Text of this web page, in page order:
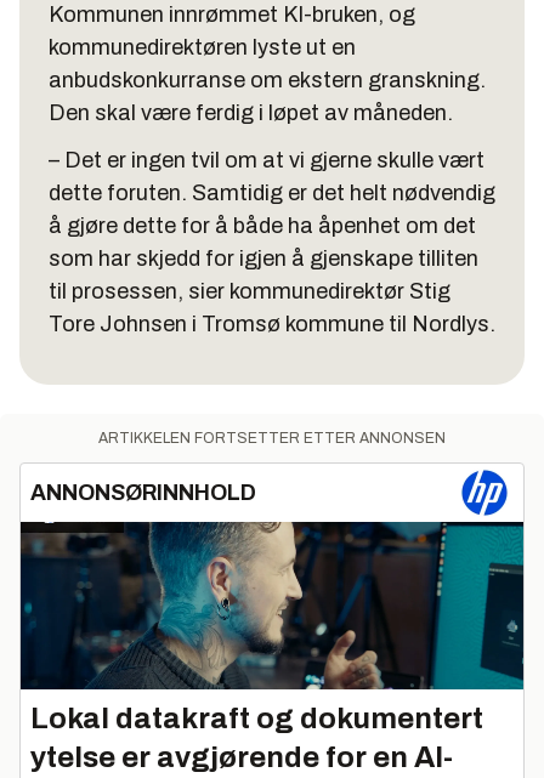
Kommunen innrømmet KI-bruken, og
kommunedirektøren lyste ut en
anbudskonkurranse om ekstern granskning.
Den skal være ferdig i løpet av måneden.
– Det er ingen tvil om at vi gjerne skulle vært
dette foruten. Samtidig er det helt nødvendig
å gjøre dette for å både ha åpenhet om det
som har skjedd for igjen å gjenskape tilliten
til prosessen, sier kommunedirektør Stig
Tore Johnsen i Tromsø kommune til Nordlys.
ARTIKKELEN FORTSETTER ETTER ANNONSEN
ANNONSØRINNHOLD
Lokal datakraft og dokumentert
ytelse er avgjørende for en AI-